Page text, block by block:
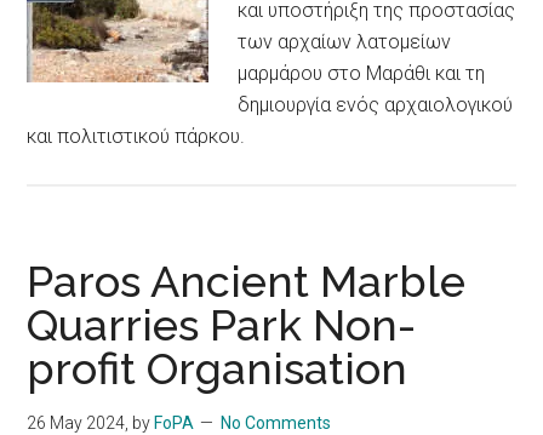
και υποστήριξη της προστασίας
των αρχαίων λατομείων
μαρμάρου στο Μαράθι και τη
δημιουργία ενός αρχαιολογικού
και πολιτιστικού πάρκου.
Paros Ancient Marble
Quarries Park Non-
profit Organisation
26 May 2024, by FoPA No Comments